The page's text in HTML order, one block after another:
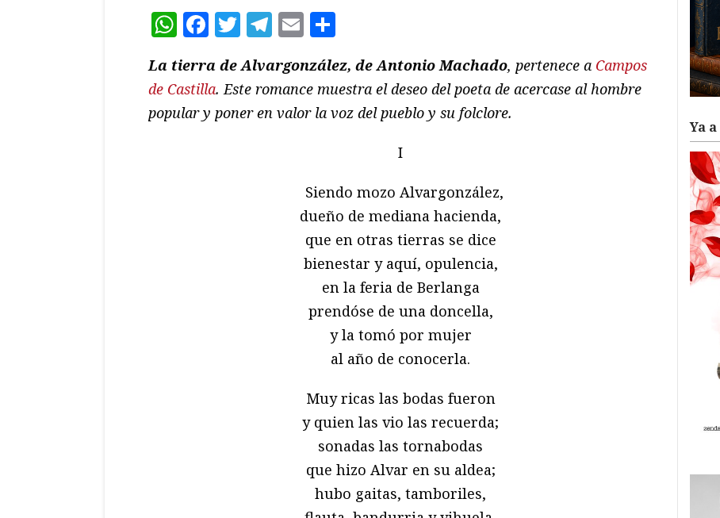
WhatsApp
Facebook
Twitter
Telegram
Email
La tierra de Alvargonzález, de Antonio Machado, pertenece a Campos
de Castilla. Este romance muestra el deseo del poeta de acercase al hombre
popular y poner en valor la voz del pueblo y su folclore.
I
Siendo mozo Alvargonzález,
dueño de mediana hacienda,
que en otras tierras se dice
bienestar y aquí, opulencia,
en la feria de Berlanga
prendóse de una doncella,
y la tomó por mujer
al año de conocerla.
Muy ricas las bodas fueron
y quien las vio las recuerda;
sonadas las tornabodas
que hizo Alvar en su aldea;
hubo gaitas, tamboriles,
Ya